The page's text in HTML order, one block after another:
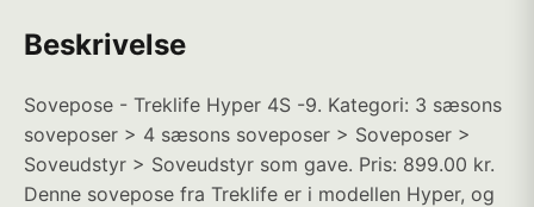
Beskrivelse
Sovepose - Treklife Hyper 4S -9. Kategori: 3 sæsons
soveposer > 4 sæsons soveposer > Soveposer >
Soveudstyr > Soveudstyr som gave. Pris: 899.00 kr.
Denne sovepose fra Treklife er i modellen Hyper, og